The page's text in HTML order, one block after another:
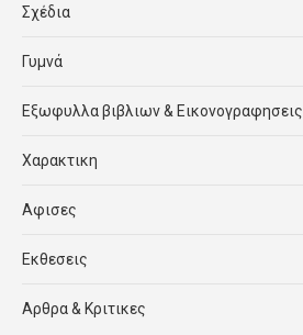
Σχέδια
Γυμνά
Εξωφυλλα βιβλιων & Εικονογραφησεις
Χαρακτικη
Αφισες
Εκθεσεις
Αρθρα & Κριτικες